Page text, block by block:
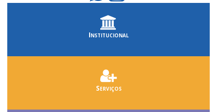
Institucional
Serviços